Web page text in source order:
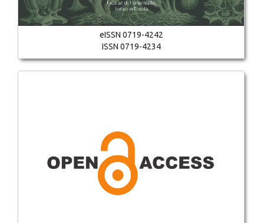
eISSN 0719-4242
ISSN 0719-4234